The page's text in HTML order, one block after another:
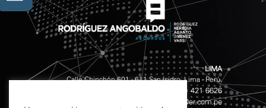
LIMA
Calle Chinchón 601 - 611 San Isidro, Lima - Perú.
(511) 421 6626
info@er.com.pe